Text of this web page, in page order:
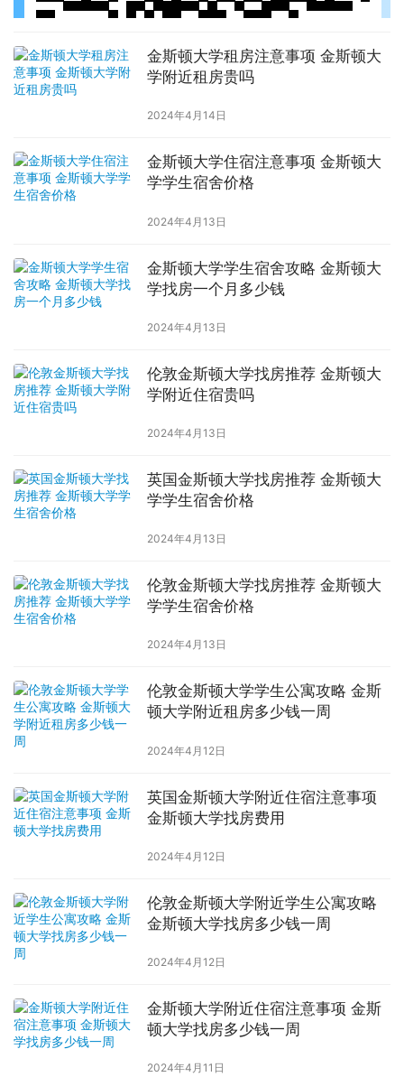
金斯顿大学租房注意事项 金斯顿大
学附近租房贵吗
2024年4月14日
金斯顿大学住宿注意事项 金斯顿大
学学生宿舍价格
2024年4月13日
金斯顿大学学生宿舍攻略 金斯顿大
学找房一个月多少钱
2024年4月13日
伦敦金斯顿大学找房推荐 金斯顿大
学附近住宿贵吗
2024年4月13日
英国金斯顿大学找房推荐 金斯顿大
学学生宿舍价格
2024年4月13日
伦敦金斯顿大学找房推荐 金斯顿大
学学生宿舍价格
2024年4月13日
伦敦金斯顿大学学生公寓攻略 金斯
顿大学附近租房多少钱一周
2024年4月12日
英国金斯顿大学附近住宿注意事项
金斯顿大学找房费用
2024年4月12日
伦敦金斯顿大学附近学生公寓攻略
金斯顿大学找房多少钱一周
2024年4月12日
金斯顿大学附近住宿注意事项 金斯
顿大学找房多少钱一周
2024年4月11日